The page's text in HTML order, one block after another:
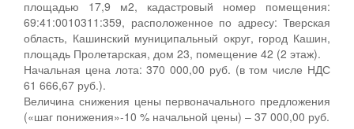
площадью 17,9 м2, кадастровый номер помещения:
69:41:0010311:359, расположенное по адресу: Тверская
область, Кашинский муниципальный округ, город Кашин,
площадь Пролетарская, дом 23, помещение 42 (2 этаж).
Начальная цена лота: 370 000,00 руб. (в том числе НДС
61 666,67 руб.).
Величина снижения цены первоначального предложения
(«шаг понижения»-10 % начальной цены) – 37 000,00 руб.